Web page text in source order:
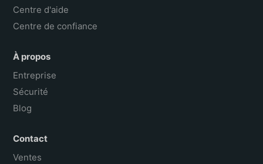
Centre d'aide
Centre de confiance
À propos
Entreprise
Sécurité
Blog
Contact
Ventes